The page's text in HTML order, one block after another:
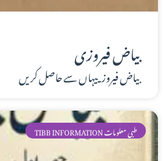
بیاض فیروزی
بیاض فیروزییہاں سے حاصل کریں
TIBB INFORMATION طبی معلومات